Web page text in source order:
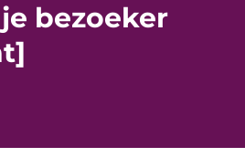
bezoeker